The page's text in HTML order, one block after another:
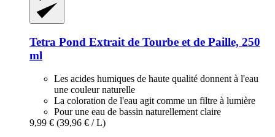
Tetra Pond Extrait de Tourbe et de Paille, 250
ml
Les acides humiques de haute qualité donnent à l'eau
une couleur naturelle
La coloration de l'eau agit comme un filtre à lumière
Pour une eau de bassin naturellement claire
9,99 € (39,96 € / L)